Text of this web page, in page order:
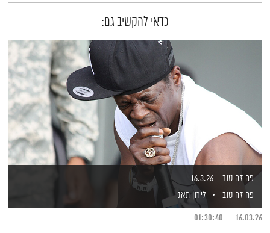
כדאי להקשיב גם:
פה זה טוב – 16.3.26
פה זה טוב
לירון תאני
16.03.26
01:30:40